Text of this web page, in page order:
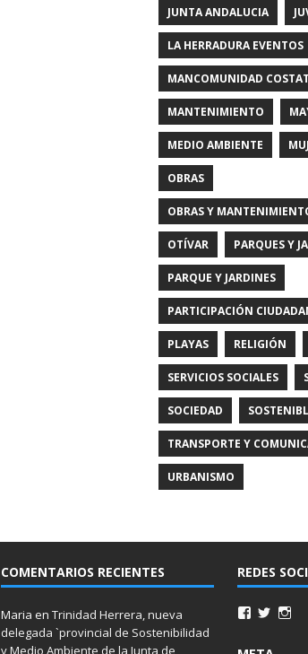
JUNTA ANDALUCIA
LA HERRADURA EVENTOS
MANCOMUNIDAD
MANTENIMIENTO
MEDIO AMBIENTE
OBRAS
OBRAS Y
OTÍVAR PARQUES Y
PARQUE Y JARDINES
PARTICIPACIÓN
PLAYAS RELIGIÓN
SERVICIOS SOCIALES
SOCIEDAD
TRANSPORTE Y
URBANISMO
COMENTARIOS RECIENTES
Maria en Trinidad Herrera, nueva
delegada `provincial de Sostenibilidad
y Medio Ambiente de la Junta de
REDES